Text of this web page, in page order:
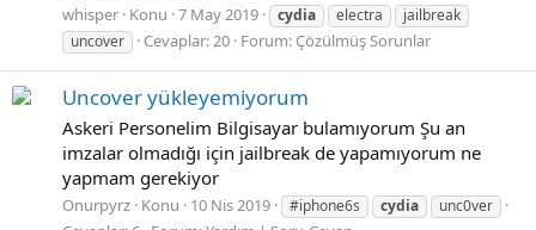
whisper Konu 7 May 2019 cydia electra
jailbreak
uncover
Cevaplar: 20 Forum: Çözülmüş Sorunlar
Uncover yükleyemiyorum
Askeri Personelim Bilgisayar bulamıyorum Şu an
imzalar olmadığı için jailbreak de yapamıyorum ne
yapmam gerekiyor
Onurpyrz Konu 10 Nis 2019 #iphone6s cydia unc0ver